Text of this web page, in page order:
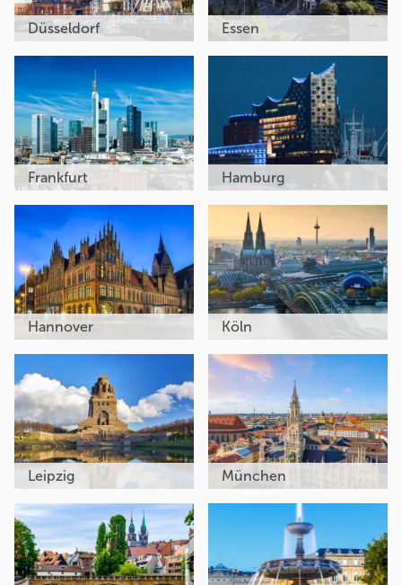
Düsseldorf Essen
Frankfurt Hamburg
Hannover Köln
Leipzig München